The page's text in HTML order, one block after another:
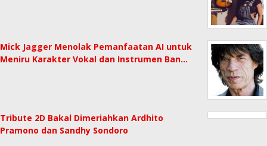
Mick Jagger Menolak Pemanfaatan AI untuk
Meniru Karakter Vokal dan Instrumen Ban…
Tribute 2D Bakal Dimeriahkan Ardhito
Pramono dan Sandhy Sondoro